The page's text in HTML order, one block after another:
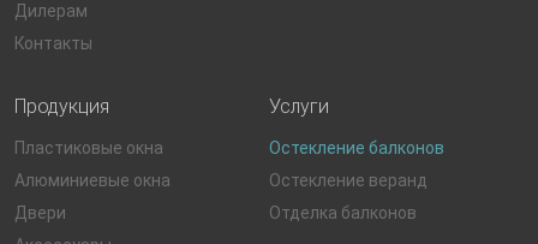
Дилерам
Контакты
Продукция
Пластиковые окна
Алюминиевые окна
Двери
Услуги
Остекление балконов
Остекление веранд
Отделка балконов